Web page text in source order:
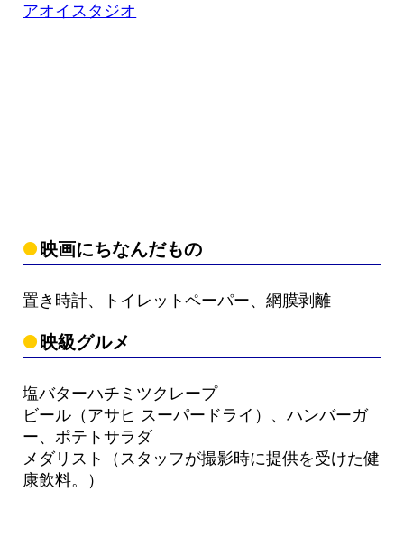
アオイスタジオ
映画にちなんだもの
置き時計、トイレットペーパー、網膜剥離
映級グルメ
塩バターハチミツクレープ
ビール（アサヒ スーパードライ）、ハンバーガ
ー、ポテトサラダ
メダリスト（スタッフが撮影時に提供を受けた健
康飲料。）